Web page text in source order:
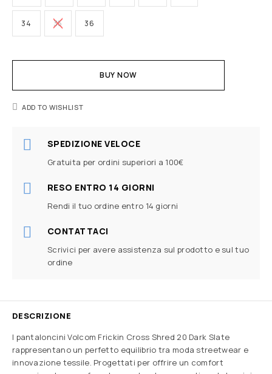
34 35 36
BUY NOW
ADD TO WISHLIST
SPEDIZIONE VELOCE
Gratuita per ordini superiori a 100€
RESO ENTRO 14 GIORNI
Rendi il tuo ordine entro 14 giorni
CONTATTACI
Scrivici per avere assistenza sul prodotto e sul tuo
ordine
DESCRIZIONE
I pantaloncini Volcom Frickin Cross Shred 20 Dark Slate
rappresentano un perfetto equilibrio tra moda streetwear e
innovazione tessile. Progettati per offrire un comfort